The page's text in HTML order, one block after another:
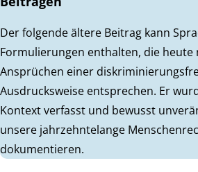
Der folgende ältere Beitrag kann
Formulierungen enthalten, die heute
Ansprüchen einer
Ausdrucksweise entsprechen. Er
Kontext verfasst und bewusst
unsere jahrzehntelange
dokumentieren.